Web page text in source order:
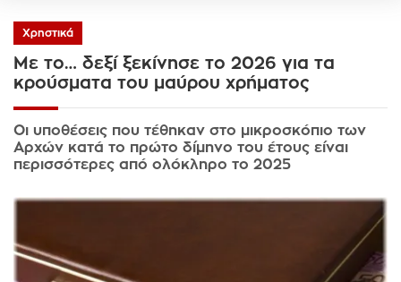
Χρηστικά
Με το… δεξί ξεκίνησε το 2026 για τα
κρούσματα του μαύρου χρήματος
Οι υποθέσεις που τέθηκαν στο μικροσκόπιο των
Αρχών κατά το πρώτο δίμηνο του έτους είναι
περισσότερες από ολόκληρο το 2025